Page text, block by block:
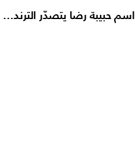
اسم حبيبة رضا يتصدّر